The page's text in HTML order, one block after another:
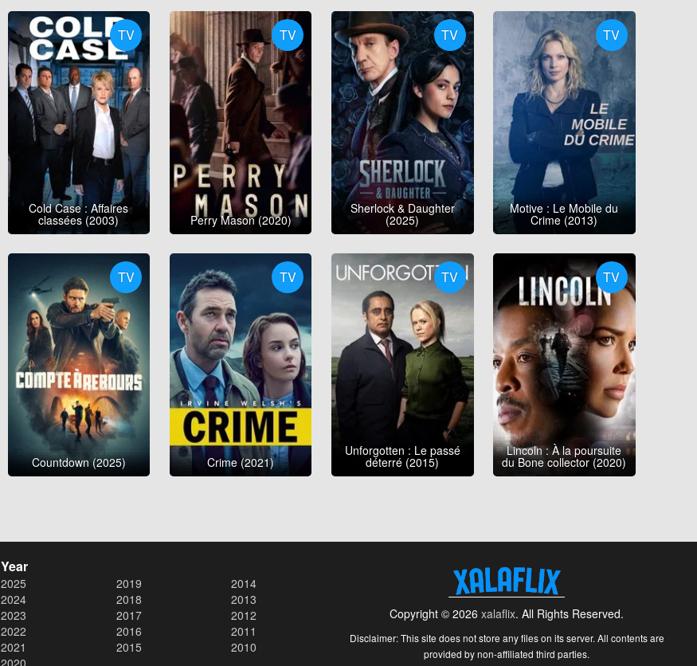
TV
Cold Case : Affaires
classées (2003)
TV
Perry Mason (2020)
TV
Sherlock & Daughter
(2025)
TV
Motive : Le Mobile du
Crime (2013)
TV
Countdown (2025)
TV
Crime (2021)
TV
Unforgotten : Le passé
déterré (2015)
TV
Lincoln : À la poursuite
du Bone collector (2020)
Year
2025
2024
2023
2022
2021
2019
2018
2017
2016
2015
2014
2013
2012
2011
2010
Copyright © 2026xalaflix. All Rights Reserved.
Disclaimer: This site does not store any files on its server. All contents are
provided by non-affiliated third parties.